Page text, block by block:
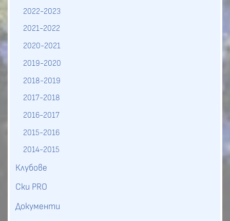
2022-2023
2021-2022
2020-2021
2019-2020
2018-2019
2017-2018
2016-2017
2015-2016
2014-2015
Клубове
Ски PRO
Документи